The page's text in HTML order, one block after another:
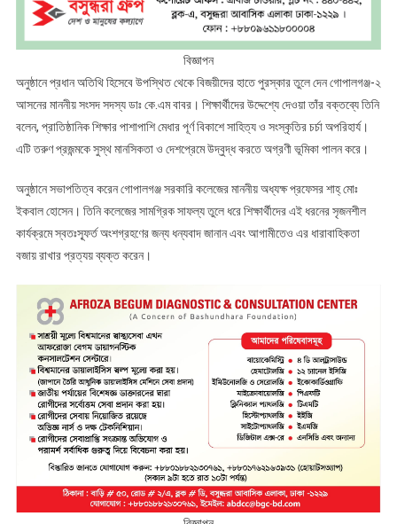
বিজ্ঞাপন
​অনুষ্ঠানে প্রধান অতিথি হিসেবে উপস্থিত থেকে বিজয়ীদের হাতে পুরস্কার তুলে দেন গোপালগঞ্জ-২
আসনের মাননীয় সংসদ সদস্য ডাঃ কে.এম বাবর। শিক্ষার্থীদের উদ্দেশ্যে দেওয়া তাঁর বক্তব্যে তিনি
বলেন, প্রাতিষ্ঠানিক শিক্ষার পাশাপাশি মেধার পূর্ণ বিকাশে সাহিত্য ও সংস্কৃতির চর্চা অপরিহার্য।
এটি তরুণ প্রজন্মকে সুস্থ মানসিকতা ও দেশপ্রেমে উদ্বুদ্ধ করতে অগ্রণী ভূমিকা পালন করে।
​অনুষ্ঠানে সভাপতিত্ব করেন গোপালগঞ্জ সরকারি কলেজের মাননীয় অধ্যক্ষ প্রফেসর শাহ্ মোঃ
ইকবাল হোসেন। তিনি কলেজের সামগ্রিক সাফল্য তুলে ধরে শিক্ষার্থীদের এই ধরনের সৃজনশীল
কার্যক্রমে স্বতঃস্ফূর্ত অংশগ্রহণের জন্য ধন্যবাদ জানান এবং আগামীতেও এর ধারাবাহিকতা
বজায় রাখার প্রত্যয় ব্যক্ত করেন।